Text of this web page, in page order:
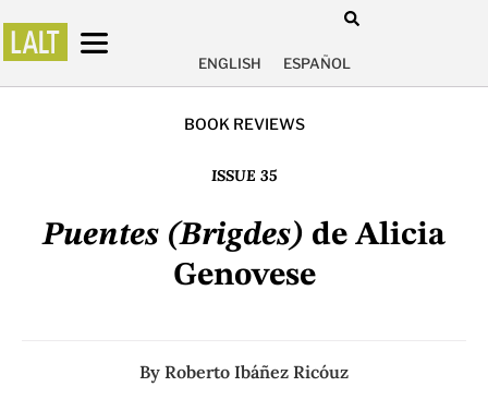
ENGLISH ESPAÑOL
BOOK REVIEWS
ISSUE 35
Puentes (Brigdes) de Alicia
Genovese
By Roberto Ibáñez Ricóuz